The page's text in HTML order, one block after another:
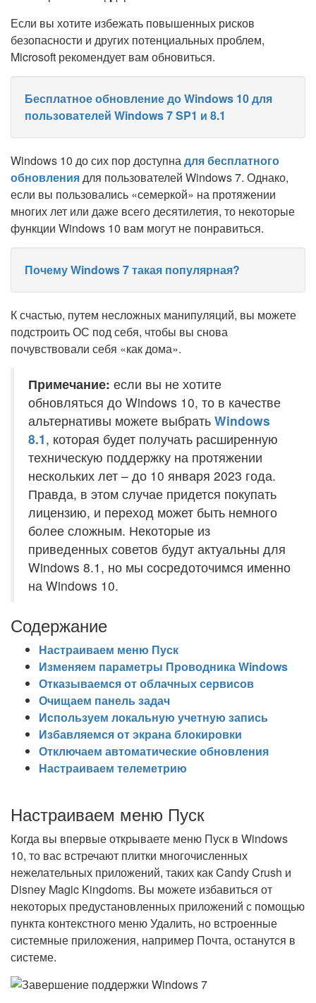
Если вы хотите избежать повышенных рисков
безопасности и других потенциальных проблем,
Microsoft рекомендует вам обновиться.
Бесплатное обновление до Windows 10 для
пользователей Windows 7 SP1 и 8.1
Windows 10 до сих пор доступнадля бесплатного
обновлениядля пользователей Windows 7. Однако,
если вы пользовались «семеркой» на протяжении
многих лет или даже всего десятилетия, то некоторые
функции Windows 10 вам могут не понравиться.
Почему Windows 7 такая популярная?
К счастью, путем несложных манипуляций, вы можете
подстроить ОС под себя, чтобы вы снова
почувствовали себя «как дома».
Примечание: если вы не хотите
обновляться до Windows 10, то в качестве
альтернативы можете выбрать Windows
8.1, которая будет получать расширенную
техническую поддержку на протяжении
нескольких лет – до 10 января 2023 года.
Правда, в этом случае придется покупать
лицензию, и переход может быть немного
более сложным. Некоторые из
приведенных советов будут актуальны для
Windows 8.1, но мы сосредоточимся именно
на Windows 10.
Содержание
Настраиваем меню Пуск
Изменяем параметры Проводника Windows
Отказываемся от облачных сервисов
Очищаем панель задач
Используем локальную учетную запись
Избавляемся от экрана блокировки
Отключаем автоматические обновления
Настраиваем телеметрию
Настраиваем меню Пуск
Когда вы впервые открываете меню Пуск в Windows
10, то вас встречают плитки многочисленных
нежелательных приложений, таких как Candy Crush и
Disney Magic Kingdoms. Вы можете избавиться от
некоторых предустановленных приложений с помощью
пункта контекстного меню Удалить, но встроенные
системные приложения, например Почта, останутся в
системе.